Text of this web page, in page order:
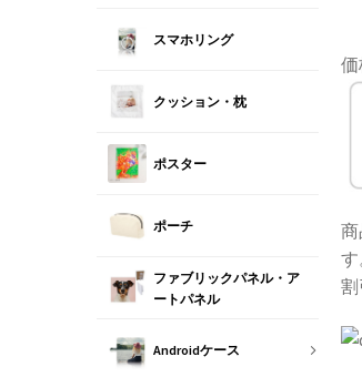
す
割
スマホリング
クッション・枕
ポスター
ポーチ
ファブリックパネル・ア
ートパネル
Androidケース